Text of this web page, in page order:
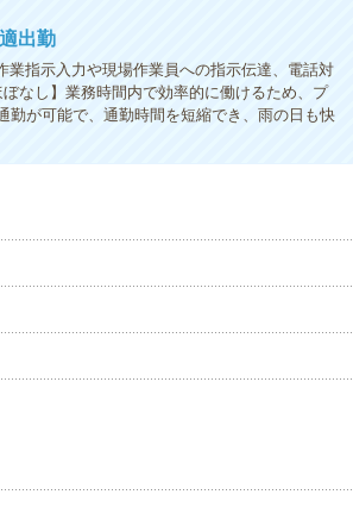
出勤
業指示入力や現場作業員への指示伝達、電話対
なし】業務時間内で効率的に働けるため、プ
勤が可能で、通勤時間を短縮でき、雨の日も快